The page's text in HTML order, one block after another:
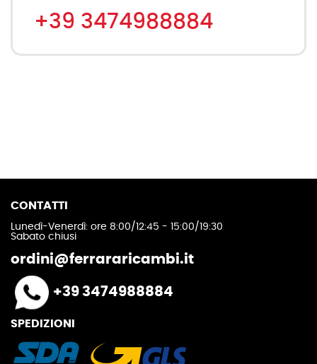
+39 3474988884
CONTATTI
Lunedì-Venerdì: ore 8:00/12:45 - 15:00/19:30
Sabato chiusi
ordini@ferrararicambi.it
+39 3474988884
SPEDIZIONI